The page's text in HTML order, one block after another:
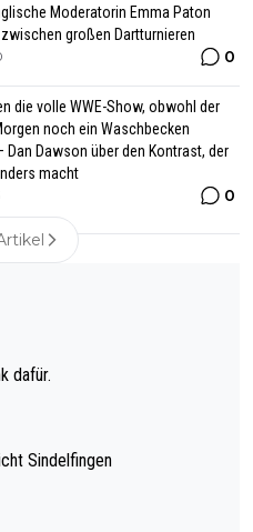
Moderatorin Emma Paton
großen Dartturnieren
0
die volle WWE-Show, obwohl der
noch ein Waschbecken
Dan Dawson über den Kontrast, der
macht
0
dafür.
Sindelfingen